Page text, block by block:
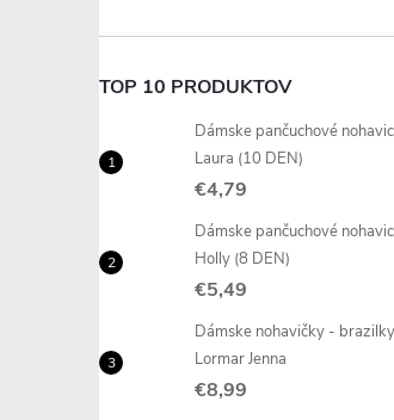
TOP 10 PRODUKTOV
Dámske pančuchové
Laura (10 DEN)
€4,79
Dámske pančuchové
Holly (8 DEN)
€5,49
Dámske nohavičky -
Lormar Jenna
€8,99